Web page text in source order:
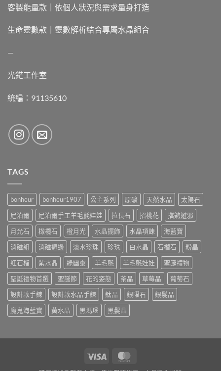
客製能量款｜依個人狀況與需求量身打造
生命靈數款｜靈數解析結合專屬水晶組合
—
光鋩工作室
統編：91135610
TAGS
bonheur bonheur1907 公主系列 原礦 天然水晶
太陽石
尼泊爾
尼泊爾手工羊毛氈娃娃 拉長石 招桃花
擋煞避邪
月光石
橄欖石 橙月光 水晶擺飾 水晶項鍊
海藍寶
消磁組
消磁週邊 淡水珍珠 珍珠 白水晶 石榴石
粉晶
紅石榴
紫水晶 綠幽靈 羊毛氈 羊毛氈娃娃
聖誕禮物
聖誕禮物首選
聖誕節 花的姿態 茶晶 草莓晶
葡萄石
設計款手鍊
設計款水晶手鍊 鈦晶 銀曜石
銀髮晶
魔鬼海藍寶
黃水晶 黑瑪瑙 黑髮晶
Visa